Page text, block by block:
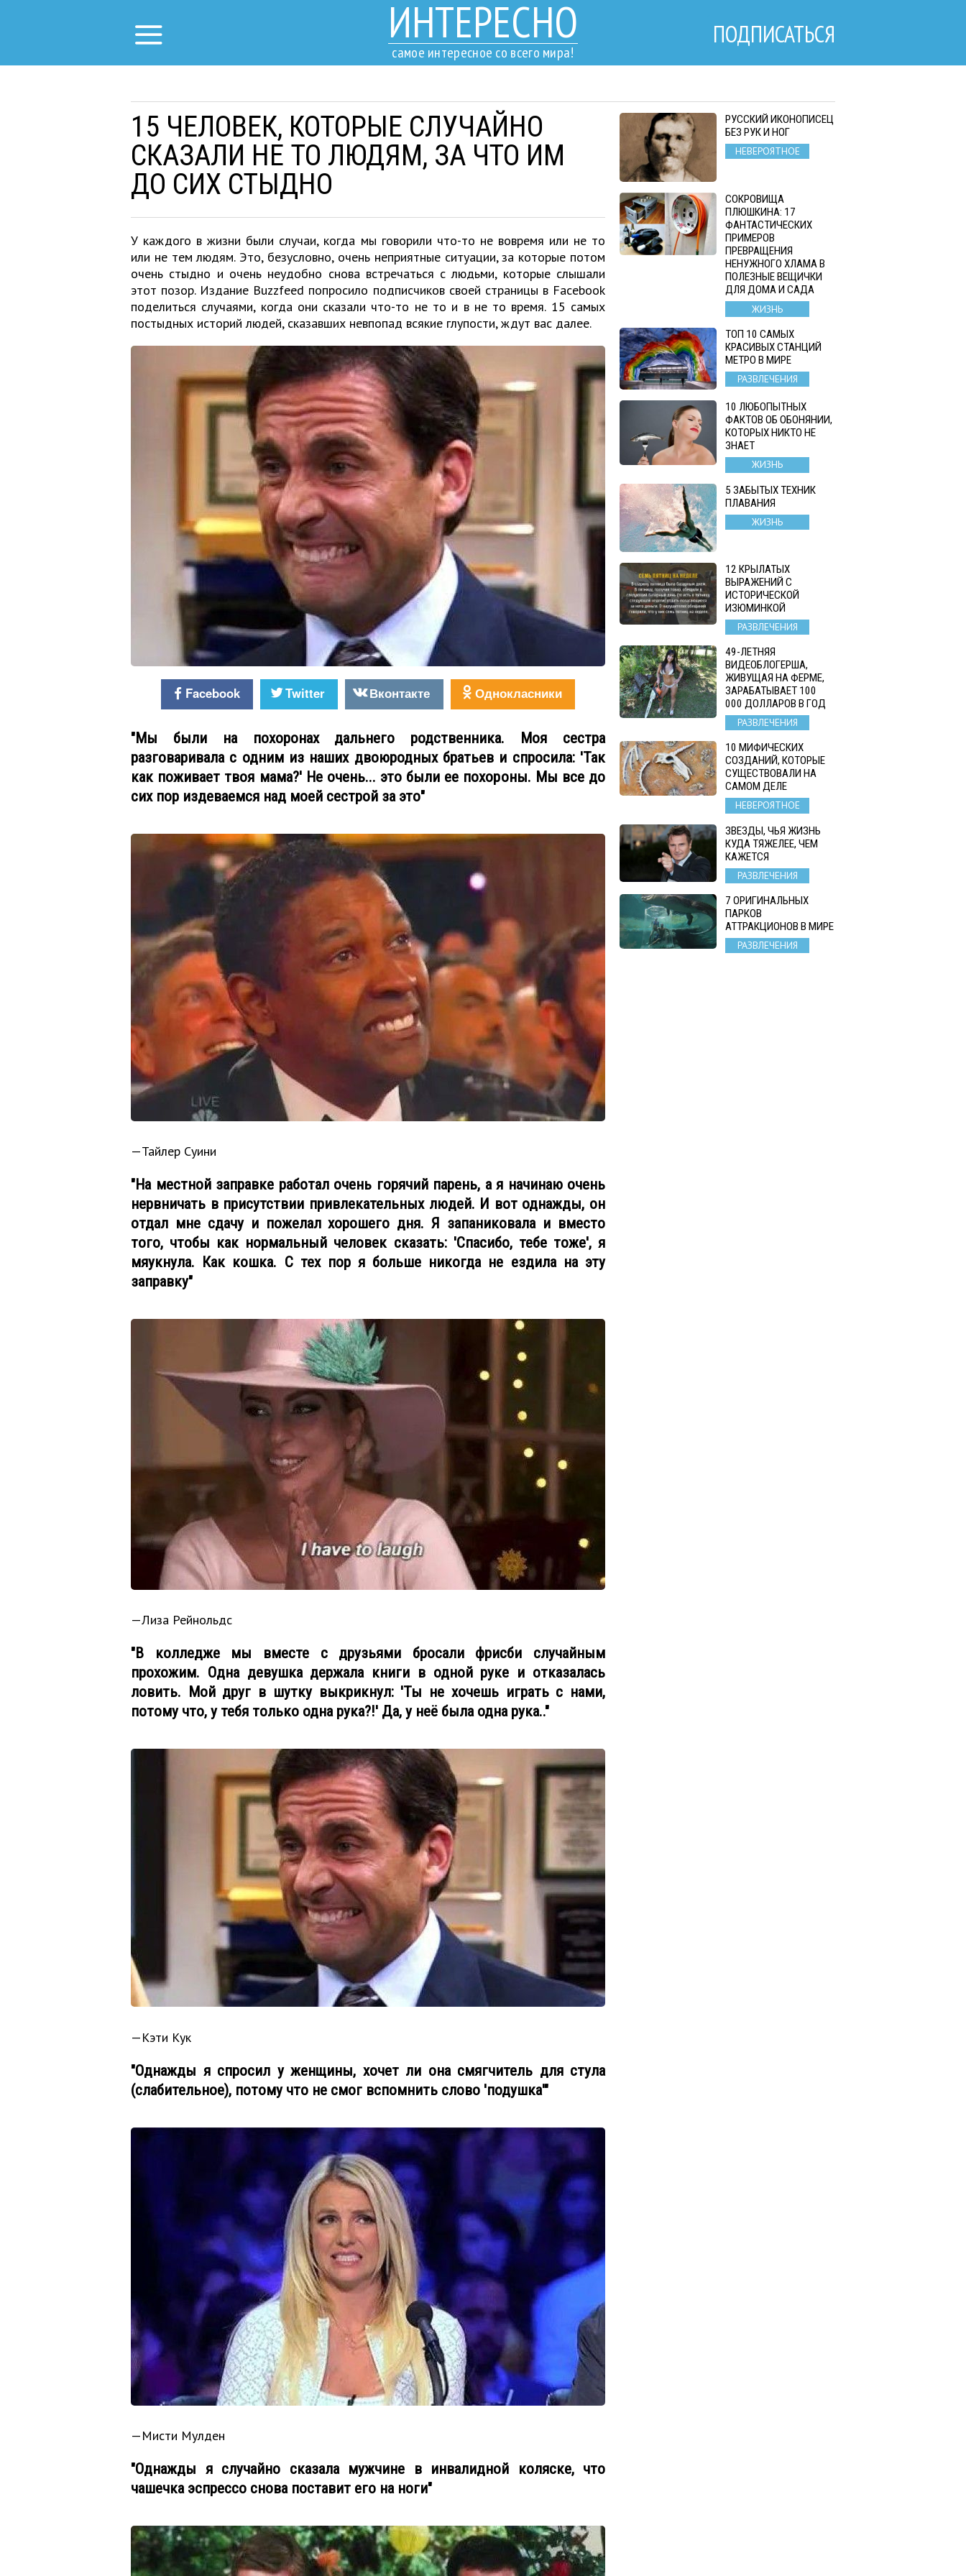
ИНТЕРЕСНО
самое интересное со всего мира!
ПОДПИСАТЬСЯ
15 ЧЕЛОВЕК, КОТОРЫЕ СЛУЧАЙНО
СКАЗАЛИ НЕ ТО ЛЮДЯМ, ЗА ЧТО ИМ
ДО СИХ СТЫДНО
У каждого в жизни были случаи, когда мы говорили что-то не вовремя или не то
или не тем людям. Это, безусловно, очень неприятные ситуации, за которые потом
очень стыдно и очень неудобно снова встречаться с людьми, которые слышали
этот позор. Издание Buzzfeed попросило подписчиков своей страницы в Facebook
поделиться случаями, когда они сказали что-то не то и в не то время. 15 самых
постыдных историй людей, сказавших невпопад всякие глупости, ждут вас далее.
Facebook Twitter Вконтакте Однокласники
"Мы были на похоронах дальнего родственника. Моя сестра
разговаривала с одним из наших двоюродных братьев и спросила: 'Так
как поживает твоя мама?' Не очень... это были ее похороны. Мы все до
сих пор издеваемся над моей сестрой за это"
—Тайлер Суини
"На местной заправке работал очень горячий парень, а я начинаю очень
нервничать в присутствии привлекательных людей. И вот однажды, он
отдал мне сдачу и пожелал хорошего дня. Я запаниковала и вместо
того, чтобы как нормальный человек сказать: 'Спасибо, тебе тоже', я
мяукнула. Как кошка. С тех пор я больше никогда не ездила на эту
заправку"
—Лиза Рейнольдс
"В колледже мы вместе с друзьями бросали фрисби случайным
прохожим. Одна девушка держала книги в одной руке и отказалась
ловить. Мой друг в шутку выкрикнул: 'Ты не хочешь играть с нами,
потому что, у тебя только одна рука?!' Да, у неё была одна рука.."
—Кэти Кук
"Однажды я спросил у женщины, хочет ли она смягчитель для стула
(слабительное), потому что не смог вспомнить слово 'подушка'"
—Мисти Мулден
"Однажды я случайно сказала мужчине в инвалидной коляске, что
чашечка эспрессо снова поставит его на ноги"
РУССКИЙ ИКОНОПИСЕЦ
БЕЗ РУК И НОГ
НЕВЕРОЯТНОЕ
СОКРОВИЩА
ПЛЮШКИНА: 17
ФАНТАСТИЧЕСКИХ
ПРИМЕРОВ
ПРЕВРАЩЕНИЯ
НЕНУЖНОГО ХЛАМА В
ПОЛЕЗНЫЕ ВЕЩИЧКИ
ДЛЯ ДОМА И САДА
ЖИЗНЬ
ТОП 10 САМЫХ
КРАСИВЫХ СТАНЦИЙ
МЕТРО В МИРЕ
РАЗВЛЕЧЕНИЯ
10 ЛЮБОПЫТНЫХ
ФАКТОВ ОБ ОБОНЯНИИ,
КОТОРЫХ НИКТО НЕ
ЗНАЕТ
ЖИЗНЬ
5 ЗАБЫТЫХ ТЕХНИК
ПЛАВАНИЯ
ЖИЗНЬ
12 КРЫЛАТЫХ
ВЫРАЖЕНИЙ С
ИСТОРИЧЕСКОЙ
ИЗЮМИНКОЙ
РАЗВЛЕЧЕНИЯ
49-ЛЕТНЯЯ
ВИДЕОБЛОГЕРША,
ЖИВУЩАЯ НА ФЕРМЕ,
ЗАРАБАТЫВАЕТ 100
000 ДОЛЛАРОВ В ГОД
РАЗВЛЕЧЕНИЯ
10 МИФИЧЕСКИХ
СОЗДАНИЙ, КОТОРЫЕ
СУЩЕСТВОВАЛИ НА
САМОМ ДЕЛЕ
НЕВЕРОЯТНОЕ
ЗВЕЗДЫ, ЧЬЯ ЖИЗНЬ
КУДА ТЯЖЕЛЕЕ, ЧЕМ
КАЖЕТСЯ
РАЗВЛЕЧЕНИЯ
7 ОРИГИНАЛЬНЫХ
ПАРКОВ
АТТРАКЦИОНОВ В МИРЕ
РАЗВЛЕЧЕНИЯ